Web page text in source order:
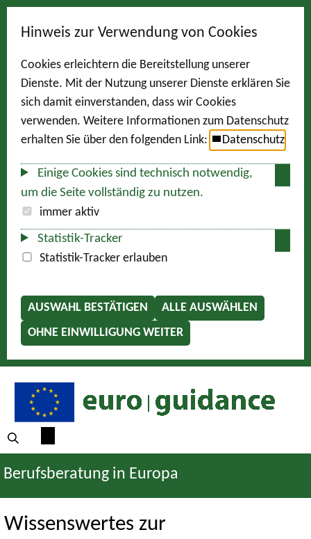
Hinweis zur Verwendung von Cookies
Cookies erleichtern die Bereitstellung unserer
Dienste. Mit der Nutzung unserer Dienste erklären Sie
sich damit einverstanden, dass wir Cookies
verwenden. Weitere Informationen zum Datenschutz
erhalten Sie über den folgenden Link:
Datenschutz
Einige Cookies sind technisch notwendig,
um die Seite vollständig zu nutzen.
immer aktiv
Statistik-Tracker
Statistik-Tracker erlauben
AUSWAHL BESTÄTIGEN
ALLE AUSWÄHLEN
OHNE EINWILLIGUNG WEITER
Berufsberatung in Europa
Wissenswertes zur